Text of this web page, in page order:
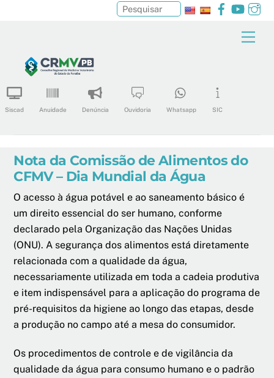
content
Facebook
Siscad Anuidade Denúncia Ouvidoria Whatsapp SIC
Pesquisar
Nota da Comissão de Alimentos do
CFMV – Dia Mundial da Água
O acesso à água potável e ao saneamento básico é
um direito essencial do ser humano, conforme
declarado pela Organização das Nações Unidas
(ONU). A segurança dos alimentos está diretamente
relacionada com a qualidade da água,
necessariamente utilizada em toda a cadeia produtiva
e item indispensável para a aplicação do programa de
pré-requisitos da higiene ao longo das etapas, desde
a produção no campo até a mesa do consumidor.
Os procedimentos de controle e de vigilância da
qualidade da água para consumo humano e o padrão